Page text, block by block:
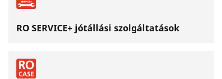
RO SERVICE+ jótállási szolgáltatások